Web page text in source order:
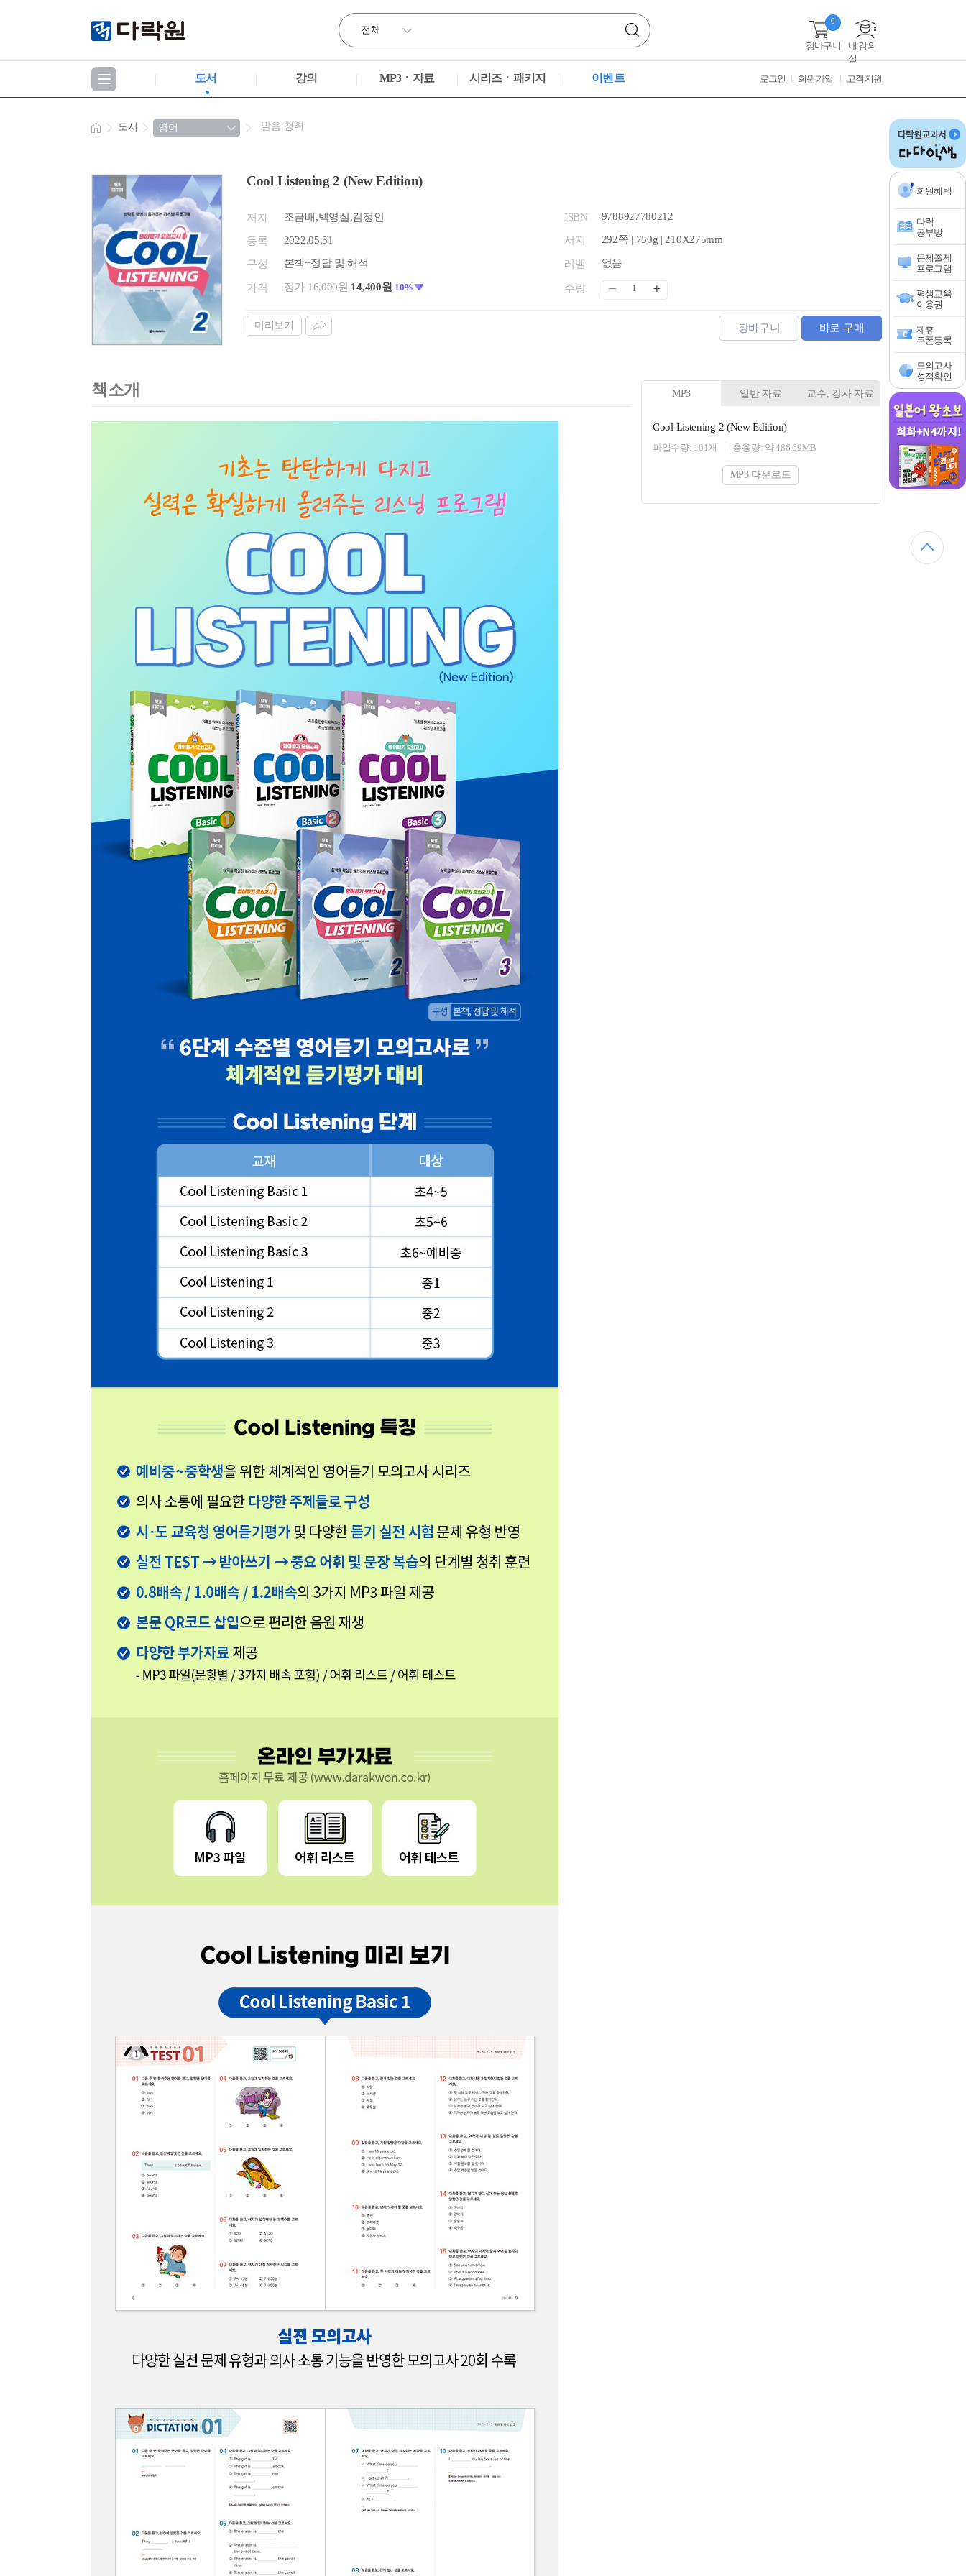
장바구니
0
내 강의
실
도서 강의 MP3ㆍ자료 시리즈ㆍ패키지 이벤트 로그인 회원가입 고객지원
회원혜택
다락
공부방
문제출제
프로그램
평생교육
이용권
제휴
쿠폰등록
모의고사
성적확인
도서 발음·청취
Cool Listening 2 (New Edition)
저자 조금배,백영실,김정인
등록 2022.05.31
구성 본책+정답 및 해석
가격 정가 16,000원 14,400원 10%
ISBN 9788927780212
서지 292쪽 | 750g | 210X275mm
레벨 없음
수량
미리보기 장바구니 바로 구매
책소개 MP3 일반 자료 교수, 강사 자료
Cool Listening 2 (New Edition)
파일수량: 101개 총용량: 약 486.69MB
MP3 다운로드